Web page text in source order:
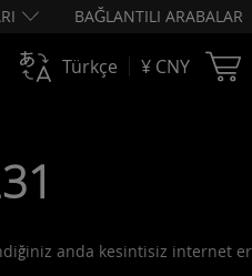
BAĞLANTILI ARABALAR
Türkçe ¥ CNY
anda kesintisiz internet